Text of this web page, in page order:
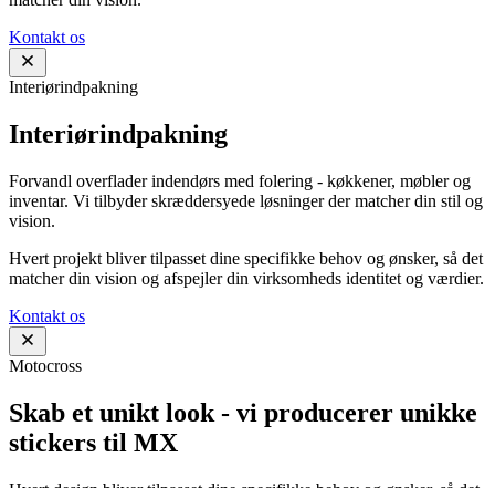
Kontakt os
Interiørindpakning
Interiørindpakning
Forvandl overflader indendørs med folering - køkkener, møbler og
inventar. Vi tilbyder skræddersyede løsninger der matcher din stil og
vision.
Hvert projekt bliver tilpasset dine specifikke behov og ønsker, så det
matcher din vision og afspejler din virksomheds identitet og værdier.
Kontakt os
Motocross
Skab et unikt look - vi producerer unikke
stickers til MX